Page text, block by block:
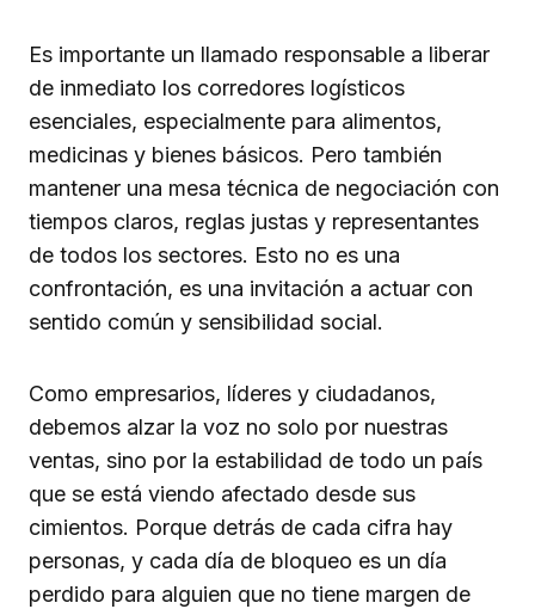
Es importante un llamado responsable a liberar
de inmediato los corredores logísticos
esenciales, especialmente para alimentos,
medicinas y bienes básicos. Pero también
mantener una mesa técnica de negociación con
tiempos claros, reglas justas y representantes
de todos los sectores. Esto no es una
confrontación, es una invitación a actuar con
sentido común y sensibilidad social.
Como empresarios, líderes y ciudadanos,
debemos alzar la voz no solo por nuestras
ventas, sino por la estabilidad de todo un país
que se está viendo afectado desde sus
cimientos. Porque detrás de cada cifra hay
personas, y cada día de bloqueo es un día
perdido para alguien que no tiene margen de